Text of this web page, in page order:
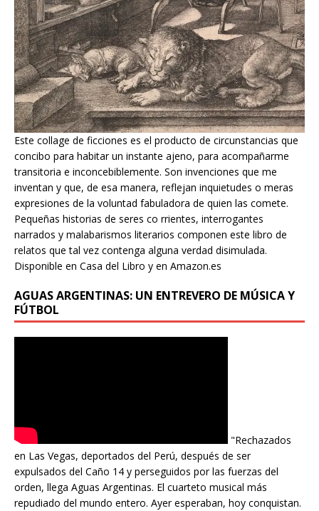
Este collage de ficciones es el producto de circunstancias que
concibo para habitar un instante ajeno, para acompañarme
transitoria e inconcebiblemente. Son invenciones que me
inventan y que, de esa manera, reflejan inquietudes o meras
expresiones de la voluntad fabuladora de quien las comete.
Pequeñas historias de seres co rrientes, interrogantes
narrados y malabarismos literarios componen este libro de
relatos que tal vez contenga alguna verdad disimulada.
Disponible en Casa del Libro y en Amazon.es
AGUAS ARGENTINAS: UN ENTREVERO DE MÚSICA Y
FÚTBOL
"Rechazados
en Las Vegas, deportados del Perú, después de ser
expulsados del Caño 14 y perseguidos por las fuerzas del
orden, llega Aguas Argentinas. El cuarteto musical más
repudiado del mundo entero. Ayer esperaban, hoy conquistan.